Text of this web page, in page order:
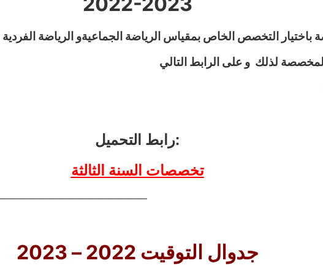
باختيار التخصص الخاص بمقياس الرياضة الجماعيةو الرياضة الفردية
لذلك و على الرابط التالي
رابط التحميل:
تخصصات السنة الثالثة
جدوال التوقيت 2022 – 2023